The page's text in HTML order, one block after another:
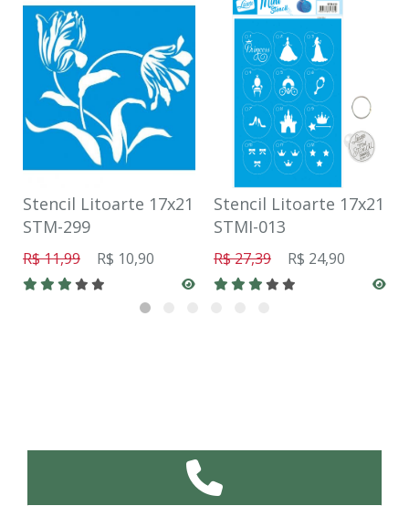
Stencil Litoarte 17x21
STM-299
R$ 11,99 R$ 10,90
Stencil Litoarte 17x21
STMI-013
R$ 27,39 R$ 24,90